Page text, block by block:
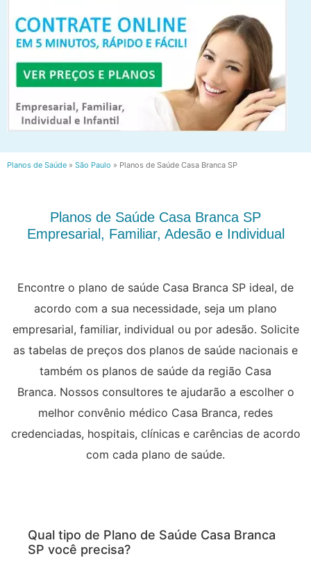
Planos de Saúde » São Paulo » Planos de Saúde Casa Branca SP
Planos de Saúde Casa Branca SP
Empresarial, Familiar, Adesão e Individual
Encontre o plano de saúde Casa Branca SP ideal, de
acordo com a sua necessidade, seja um plano
empresarial, familiar, individual ou por adesão. Solicite
as tabelas de preços dos planos de saúde nacionais e
também os planos de saúde da região Casa
Branca. Nossos consultores te ajudarão a escolher o
melhor convênio médico Casa Branca, redes
credenciadas, hospitais, clínicas e carências de acordo
com cada plano de saúde.
Qual tipo de Plano de Saúde Casa Branca
SP você precisa?